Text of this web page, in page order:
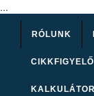
...
RÓLUNK
CIKKFIGYELŐ